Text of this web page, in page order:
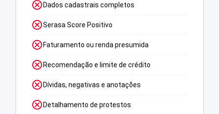
Dados cadastrais completos
Serasa Score Positivo
Faturamento ou renda presumida
Recomendação e limite de crédito
Dívidas, negativas e anotações
Detalhamento de protestos